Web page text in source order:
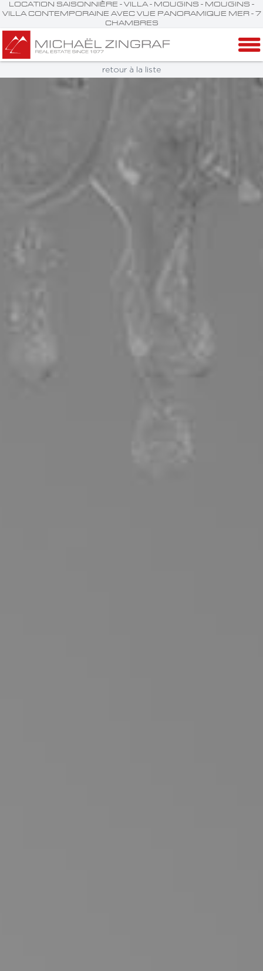
LOCATION SAISONNIÈRE - VILLA - MOUGINS - MOUGINS -
VILLA CONTEMPORAINE AVEC VUE PANORAMIQUE MER - 7
CHAMBRES
retour à la liste